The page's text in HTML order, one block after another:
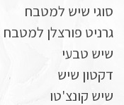
סוגי שיש למטבח
גרניט פורצלן למטבח
שיש טבעי
דקטון שיש
שיש קונצ'טו